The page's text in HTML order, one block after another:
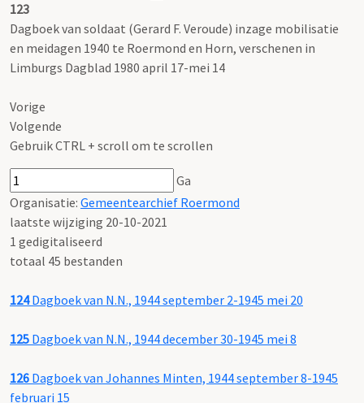
123
Dagboek van soldaat (Gerard F. Veroude) inzage mobilisatie
en meidagen 1940 te Roermond en Horn, verschenen in
Limburgs Dagblad 1980 april 17-mei 14
Vorige
Volgende
Gebruik CTRL + scroll om te scrollen
Ga
Organisatie: Gemeentearchief Roermond
laatste wijziging 20-10-2021
1 gedigitaliseerd
totaal 45 bestanden
124Dagboek van N.N., 1944 september 2-1945 mei 20
125 Dagboek van N.N., 1944 december 30-1945 mei 8
126 Dagboek van Johannes Minten, 1944 september 8-1945
februari 15